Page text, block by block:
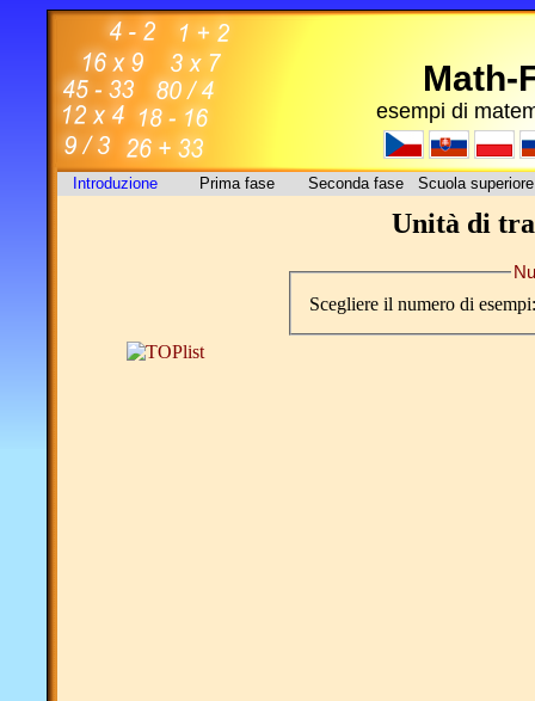
Math-
esempi di
Introduzione Prima fase Seconda fase Scuola superiore
Unità di
Scegliere il numero di